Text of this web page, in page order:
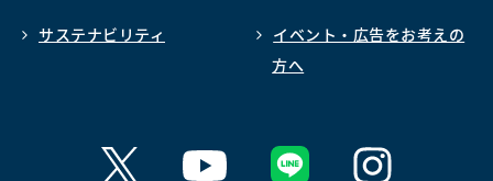
サステナビリティ
イベント・広告をお考えの
方へ